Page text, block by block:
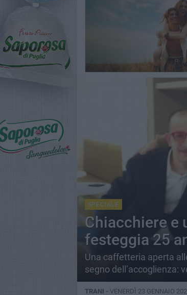
SPECIALE
Chiacchiere e
festeggia 25
Una caffetteria aperta
segno dell’accoglienza:
TRANI - VENERDÌ 23 GENNAIO